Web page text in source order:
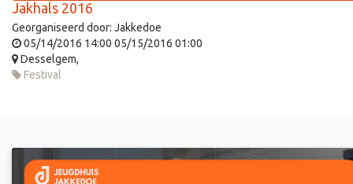
Jakhals 2016
Georganiseerd door: Jakkedoe
05/14/2016 14:00 05/15/2016 01:00
Desselgem,
Festival